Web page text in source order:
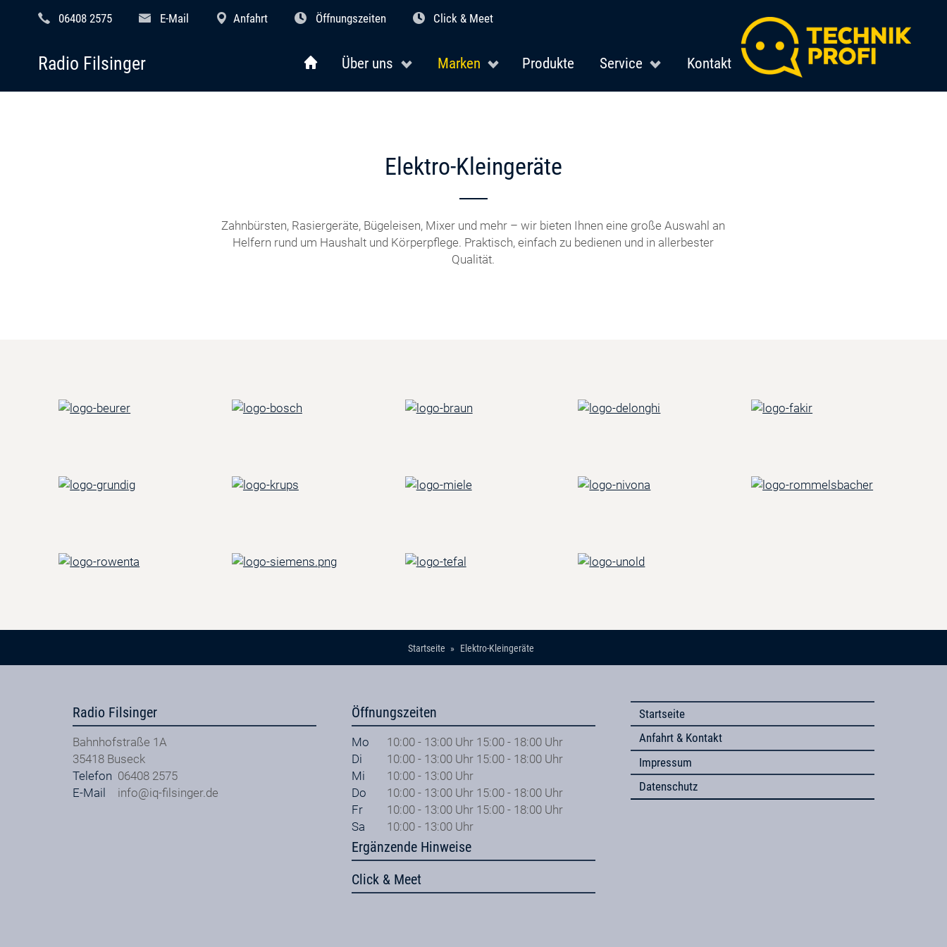
06408 2575 E-Mail Anfahrt Öffnungszeiten Click & Meet
Über uns Marken Produkte Service Kontakt
Radio Filsinger
Elektro-Kleingeräte
Zahnbürsten, Rasiergeräte, Bügeleisen, Mixer und mehr – wir bieten Ihnen eine große Auswahl an
Helfern rund um Haushalt und Körperpflege. Praktisch, einfach zu bedienen und in allerbester
Qualität.
Startseite Elektro-Kleingeräte
Radio Filsinger
Bahnhofstraße 1A
35418 Buseck
Telefon 06408 2575
E-Mail
info@iq-filsinger.de
Öffnungszeiten
Mo
10:00 - 13:00 Uhr 15:00 - 18:00 Uhr
Di
10:00 - 13:00 Uhr 15:00 - 18:00 Uhr
Mi
10:00 - 13:00 Uhr
Do
10:00 - 13:00 Uhr 15:00 - 18:00 Uhr
Fr
10:00 - 13:00 Uhr 15:00 - 18:00 Uhr
Sa
10:00 - 13:00 Uhr
Ergänzende Hinweise
Click & Meet
Startseite
Anfahrt & Kontakt
Impressum
Datenschutz